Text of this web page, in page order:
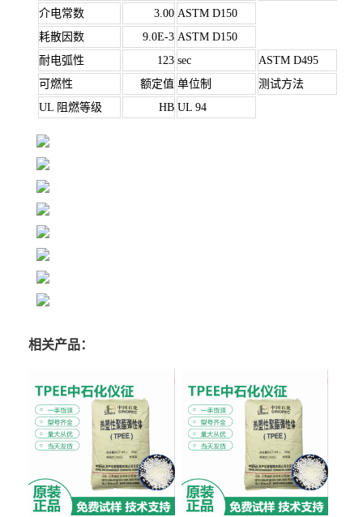
介电常数
3.00 ASTM D150
耗散因数
9.0E-3 ASTM D150
耐电弧性
123 sec
ASTM D495
可燃性
额定值 单位制
测试方法
UL 阻燃等级
HB UL 94
相关产品：